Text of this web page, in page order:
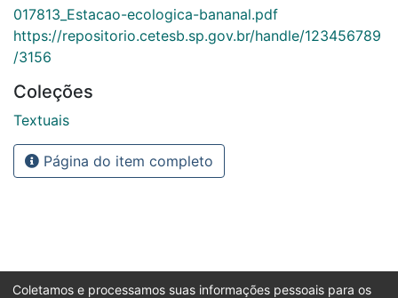
017813_Estacao-ecologica-bananal.pdf
https://repositorio.cetesb.sp.gov.br/handle/123456789
/3156
Coleções
Textuais
Página do item completo
Coletamos e processamos suas informações pessoais para os